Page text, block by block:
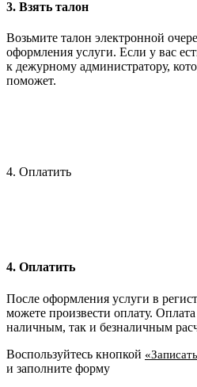
3. Взять талон
Возьмите талон электронной
оформления услуги. Если у вас
к дежурному администратору,
поможет.
4. Оплатить
4. Оплатить
После оформления услуги в
можете произвести оплату.
наличным, так и безналичным
Воспользуйтесь кнопкой
и заполните форму